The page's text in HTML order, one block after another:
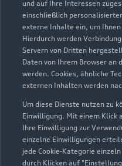
und auf Ihre Interessen
einschließlich
externe Inhalte ein, um
Hierdurch werden
Servern von Dritten
Daten von Ihrem Browser
werden. Cookies, ähnliche
externen Inhalten werden
Um diese Dienste nutzen zu
Einwilligung. Mit einem Klick
Ihre Einwilligung zur
einzelne Einwilligungen
jede Cookie-Kategorie
durch Klicken auf